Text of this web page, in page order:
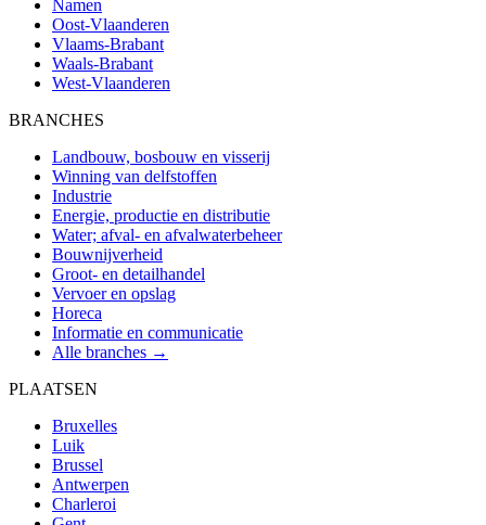
Namen
Oost-Vlaanderen
Vlaams-Brabant
Waals-Brabant
West-Vlaanderen
BRANCHES
Landbouw, bosbouw en visserij
Winning van delfstoffen
Industrie
Energie, productie en distributie
Water; afval- en afvalwaterbeheer
Bouwnijverheid
Groot- en detailhandel
Vervoer en opslag
Horeca
Informatie en communicatie
Alle branches →
PLAATSEN
Bruxelles
Luik
Brussel
Antwerpen
Charleroi